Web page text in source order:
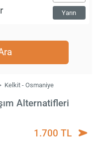
Yarın
Kelkit - Osmaniye
Alternatifleri
1.700 TL